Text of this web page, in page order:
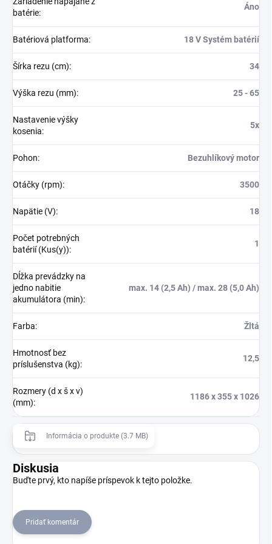
batérie:
Áno
Batériová platforma: 18 V Systém batérií
Šírka rezu (cm): 34
Výška rezu (mm): 25 - 65
Nastavenie výšky
kosenia:
5x
Pohon: Bezuhlíkový motor
Otáčky (rpm): 3500
Napätie (V): 18
Počet potrebných
batérií (Kus(y)):
1
Dĺžka prevádzky na
jedno nabitie
akumulátora (min):
max. 14 (2,5 Ah) / max. 28 (5,0 Ah)
Farba: Žltá
Hmotnosť bez
príslušenstva (kg):
12,5
Rozmery (d x š x v)
(mm):
1186 x 355 x 1026
Informácia o produkte (3.7 MB)
Diskusia
Buďte prvý, kto napíše príspevok k tejto položke.
Pridať komentár